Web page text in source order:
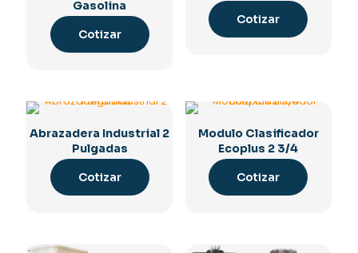
Gasolina
Cotizar
Cotizar
Abrazadera Industrial 2
Pulgadas
Cotizar
Modulo Clasificador
Ecoplus 2 3/4
Cotizar